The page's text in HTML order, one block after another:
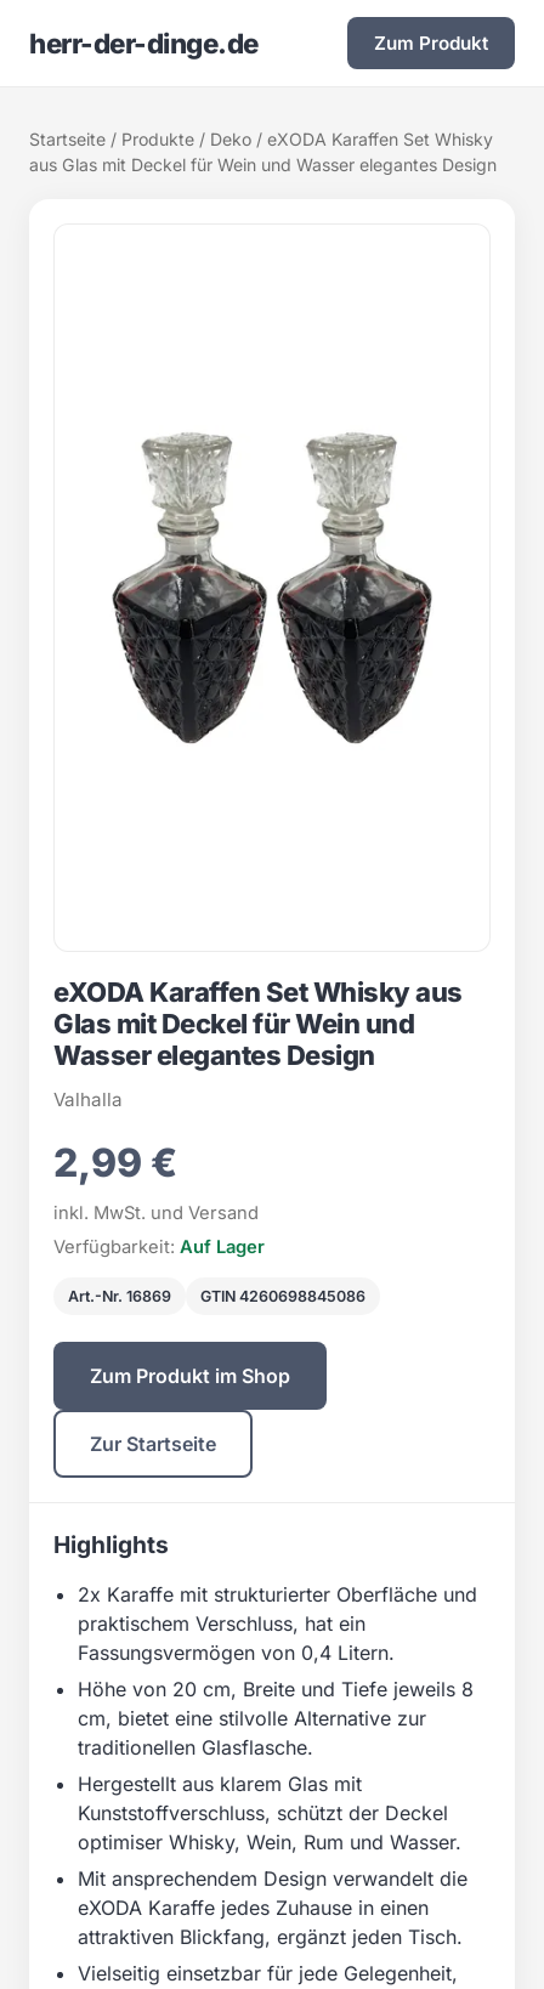
herr-der-dinge.de Zum Produkt
Startseite / Produkte / Deko / eXODA Karaffen Set Whisky
aus Glas mit Deckel für Wein und Wasser elegantes Design
eXODA Karaffen Set Whisky aus
Glas mit Deckel für Wein und
Wasser elegantes Design
Valhalla
2,99 €
inkl. MwSt. und Versand
Verfügbarkeit: Auf Lager
Art.-Nr. 16869 GTIN 4260698845086
Zum Produkt im Shop
Zur Startseite
Highlights
2x Karaffe mit strukturierter Oberfläche und
praktischem Verschluss, hat ein
Fassungsvermögen von 0,4 Litern.
Höhe von 20 cm, Breite und Tiefe jeweils 8
cm, bietet eine stilvolle Alternative zur
traditionellen Glasflasche.
Hergestellt aus klarem Glas mit
Kunststoffverschluss, schützt der Deckel
optimiser Whisky, Wein, Rum und Wasser.
Mit ansprechendem Design verwandelt die
eXODA Karaffe jedes Zuhause in einen
attraktiven Blickfang, ergänzt jeden Tisch.
Vielseitig einsetzbar für jede Gelegenheit,